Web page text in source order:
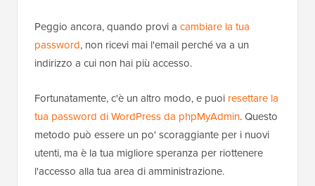
Peggio ancora, quando provi a cambiare la tua
password, non ricevi mai l'email perché va a un
indirizzo a cui non hai più accesso.
Fortunatamente, c'è un altro modo, e puoi resettare la
tua password di WordPress da phpMyAdmin. Questo
metodo può essere un po' scoraggiante per i nuovi
utenti, ma è la tua migliore speranza per riottenere
l'accesso alla tua area di amministrazione.